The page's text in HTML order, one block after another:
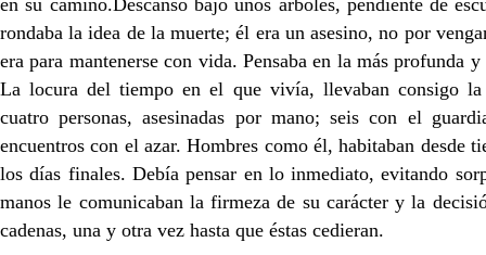
en su camino.Descansó bajo unos árboles, pendiente de
rondaba la idea de la muerte; él era un asesino, no por
era para mantenerse con vida. Pensaba en la más profunda
La locura del tiempo en el que vivía, llevaban consigo la
cuatro personas, asesinadas por mano; seis con el
encuentros con el azar. Hombres como él, habitaban desde
los días finales. Debía pensar en lo inmediato, evitando
manos le comunicaban la firmeza de su carácter y la
cadenas, una y otra vez hasta que éstas cedieran.